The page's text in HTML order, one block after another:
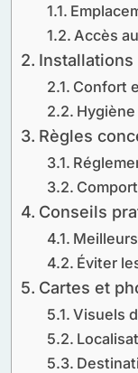
Accès
Confort
Règles
Conseils
Éviter
Cartes et
Visuels